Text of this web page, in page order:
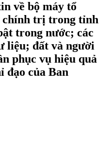
về bộ máy tổ
trị trong tỉnh
trong nước; các
liệu; đất và người
phục vụ hiệu quả
đạo của Ban